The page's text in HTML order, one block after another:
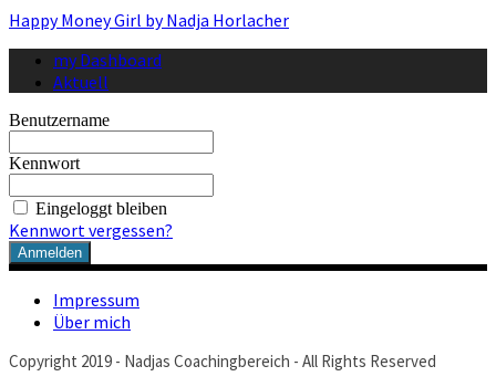
Happy Money Girl by Nadja Horlacher
my Dashboard
Aktuell
Benutzername
Kennwort
Eingeloggt bleiben
Kennwort vergessen?
Impressum
Über mich
Copyright 2019 - Nadjas Coachingbereich - All Rights Reserved